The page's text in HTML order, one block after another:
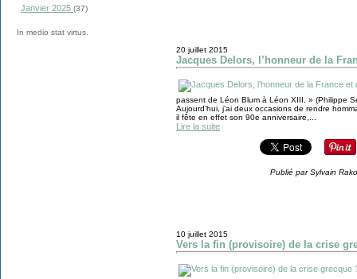
Janvier 2025 (37)
In medio stat virtus.
20 juillet 2015
Jacques Delors, l’honneur de la
passent de Léon Blum à Léon XIII. » (Philippe
Aujourd’hui, j’ai deux occasions de rendre
il fête en effet son 90e anniversaire,...
Lire la suite
Publié par Sylvain
10 juillet 2015
Vers la fin (provisoire) de la crise